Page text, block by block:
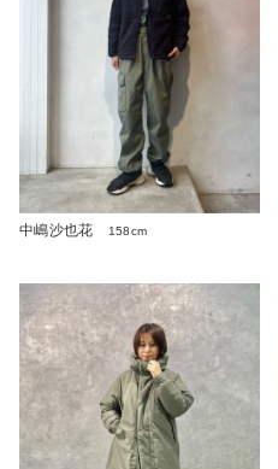
中嶋沙也花 158cm